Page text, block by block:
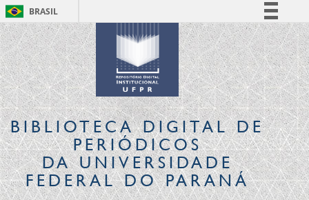
BRASIL
Simplifique!
Comunica BR
Participe
Acesso à informação
Legislação
Canais
BIBLIOTECA DIGITALDE
PERIÓDICOS
DA UNIVERSIDADE
FEDERAL DO PARANÁ